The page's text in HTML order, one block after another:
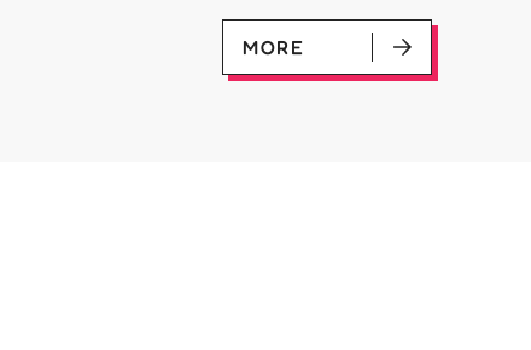
おでかけ #夏の思い出 #BBQ
MORE